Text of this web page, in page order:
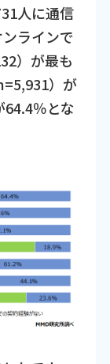
人に通信
ラインで
）が最も
）が
％とな